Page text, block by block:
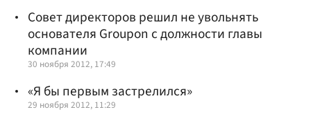
Совет директоров решил не увольнять
основателя Groupon с должности главы
компании
30 ноября 2012, 17:49
«Я бы первым застрелился»
29 ноября 2012, 11:29